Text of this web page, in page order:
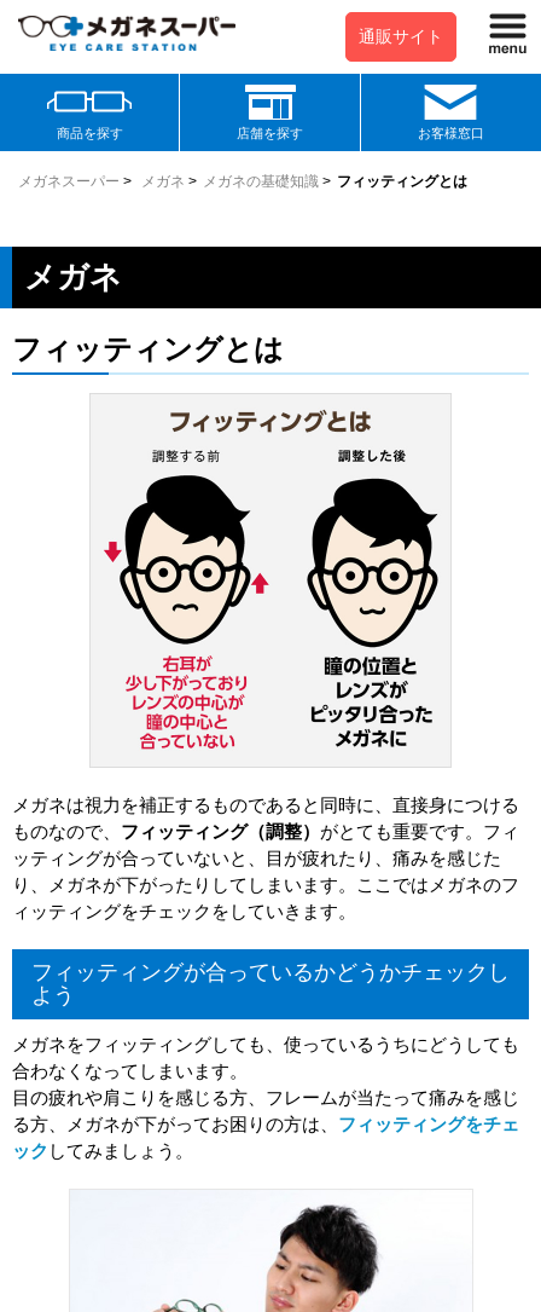
通販サイト
商品を探す 店舗を探す お客様窓口
メガネスーパー > メガネ > メガネの基礎知識 > フィッティングとは
メガネ
フィッティングとは
メガネは視力を補正するものであると同時に、直接身につける
ものなので、 フィッティング（調整） がとても重要です。フィ
ッティングが合っていないと、目が疲れたり、痛みを感じた
り、メガネが下がったりしてしまいます。ここではメガネのフ
ィッティングをチェックをしていきます。
フィッティングが合っているかどうかチェックし
よう
メガネをフィッティングしても、使っているうちにどうしても
合わなくなってしまいます。
目の疲れや肩こりを感じる方、フレームが当たって痛みを感じ
る方、メガネが下がってお困りの方は、 フィッティングをチェ
ック してみましょう。